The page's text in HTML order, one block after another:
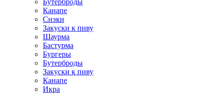
Бутерброды
Канапе
Снэки
Закуски к пиву
Шаурма
Бастурма
Бургеры
Бутерброды
Закуски к пиву
Канапе
Икра